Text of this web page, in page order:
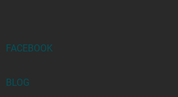
FACEBOOK
BLOG